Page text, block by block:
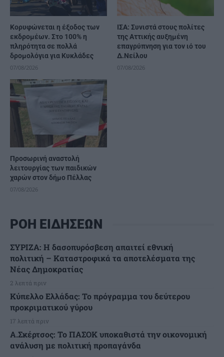
Κορυφώνεται η έξοδος των
εκδρομέων. Στο 100% η
πληρότητα σε πολλά
δρομολόγια για Κυκλάδες
07/08/2026
ΙΣΑ: Συνιστά στους πολίτες
της Αττικής αυξημένη
επαγρύπνηση για τον ιό του
Δ.Νείλου
07/08/2026
Προσωρινή αναστολή
λειτουργίας των παιδικών
χαρών στον δήμο Πέλλας
07/08/2026
ΡΟΗ ΕΙΔΗΣΕΩΝ
ΣΥΡΙΖΑ: Η δασοπυρόσβεση απαιτεί εθνική
πολιτική – Καταστροφικά τα αποτελέσματα της
Νέας Δημοκρατίας
2 λεπτά πριν
Κύπελλο Ελλάδας: Το πρόγραμμα του δεύτερου
προκριματικού γύρου
17 λεπτά πριν
Α.Σκέρτσος: Το ΠΑΣΟΚ υποκαθιστά την οικονομική
ανάλυση με πολιτική προπαγάνδα